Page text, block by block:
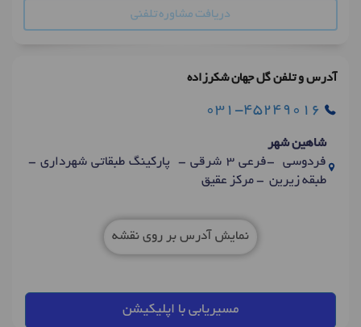
دریافت مشاوره تلفنی
آدرس و تلفن گل جهان شکرزاده
031-45249016
شاهین شهر
فردوسی -فرعی 3 شرقی - پارکینگ طبقاتی شهرداری -
طبقه زیرین - مرکز عقیق
نمایش آدرس بر روی نقشه
مسیریابی با اپلیکیشن